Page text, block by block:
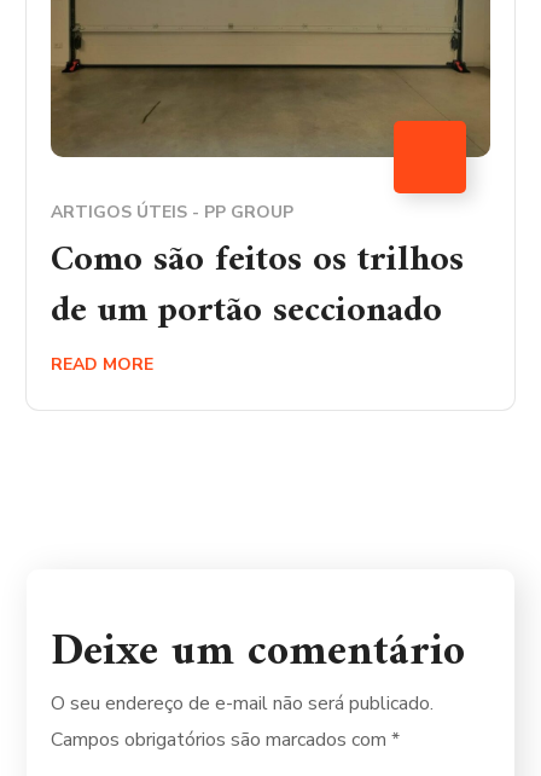
ARTIGOS ÚTEIS - PP GROUP
Como são feitos os trilhos
de um portão seccionado
READ MORE
Deixe um comentário
O seu endereço de e-mail não será publicado.
Campos obrigatórios são marcados com*